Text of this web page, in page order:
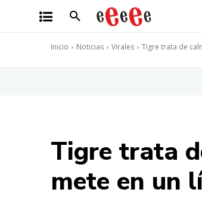
Inicio Noticias Virales Tigre trata de
Tigre trata
mete en un